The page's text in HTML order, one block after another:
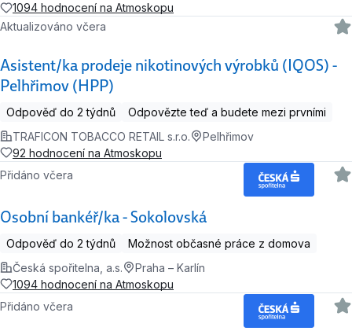
1094 hodnocení na Atmoskopu
Asistent/ka prodeje nikotinových výrobků (IQOS) -
Pelhřimov (HPP)
Aktualizováno včera
Odpověď do 2 týdnů
Odpovězte teď a budete mezi prvními
TRAFICON TOBACCO RETAIL s.r.o.
Pelhřimov
92 hodnocení na Atmoskopu
Osobní bankéř/ka - Sokolovská
Přidáno včera
Odpověď do 2 týdnů
Možnost občasné práce z domova
Česká spořitelna, a.s.
Praha – Karlín
1094 hodnocení na Atmoskopu
Přidáno včera